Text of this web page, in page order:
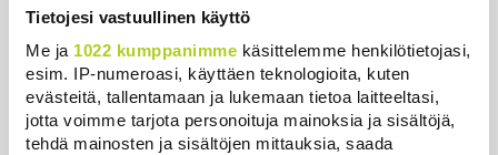
Tietojesi vastuullinen käyttö
Me ja 1022 kumppanimme käsittelemme henkilötietojasi,
esim. IP-numeroasi, käyttäen teknologioita, kuten
evästeitä, tallentamaan ja lukemaan tietoa laitteeltasi,
jotta voimme tarjota personoituja mainoksia ja sisältöjä,
tehdä mainosten ja sisältöjen mittauksia, saada
Uutiset
Uusimmat Luetuimmat